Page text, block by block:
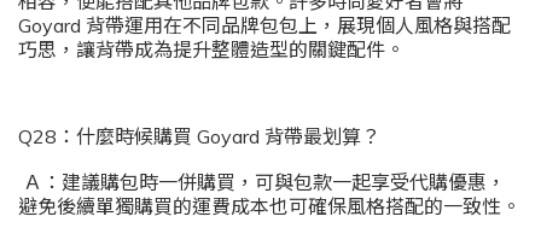
Goyard 背帶運用在不同品牌包包上，展現個人風格與搭配
巧思，讓背帶成為提升整體造型的關鍵配件。
Q28：什麼時候購買 Goyard 背帶最划算？
Ａ：建議購包時一併購買，可與包款一起享受代購優惠，
避免後續單獨購買的運費成本也可確保風格搭配的一致性。